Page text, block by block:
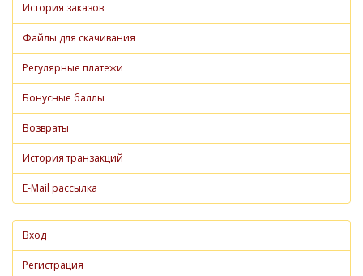
История заказов
Файлы для скачивания
Регулярные платежи
Бонусные баллы
Возвраты
История транзакций
E-Mail рассылка
Вход
Регистрация